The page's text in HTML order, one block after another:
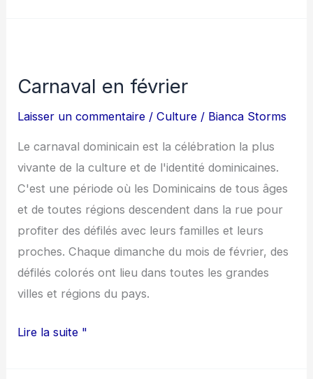
Carnaval en février
Laisser un commentaire /Culture / Bianca Storms
Le carnaval dominicain est la célébration la plus
vivante de la culture et de l'identité dominicaines.
C'est une période où les Dominicains de tous âges
et de toutes régions descendent dans la rue pour
profiter des défilés avec leurs familles et leurs
proches. Chaque dimanche du mois de février, des
défilés colorés ont lieu dans toutes les grandes
villes et régions du pays.
février
Lire la suite "